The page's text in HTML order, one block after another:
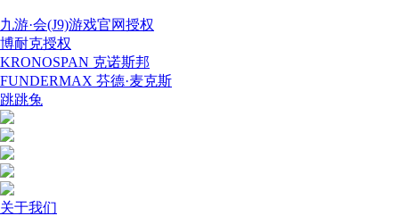
九游·会(J9)游戏官网授权
博耐克授权
KRONOSPAN 克诺斯邦
FUNDERMAX 芬德·麦克斯
跳跳兔
关于我们